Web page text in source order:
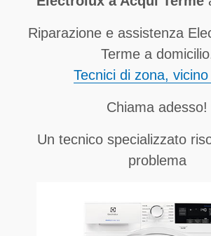
Riparazione e assistenza
Terme a
Tecnici di zona,
Chiama adesso!
Un tecnico specializzato
problema